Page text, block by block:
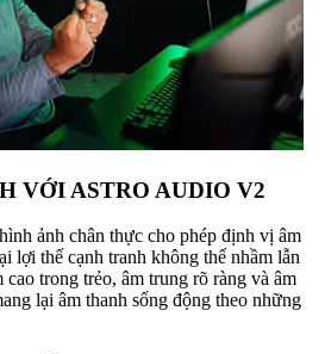
VỚI ASTRO AUDIO V2
ảnh chân thực cho phép định vị âm
lợi thế cạnh tranh không thể nhầm lẫn
trong trẻo, âm trung rõ ràng và âm
lại âm thanh sống động theo những